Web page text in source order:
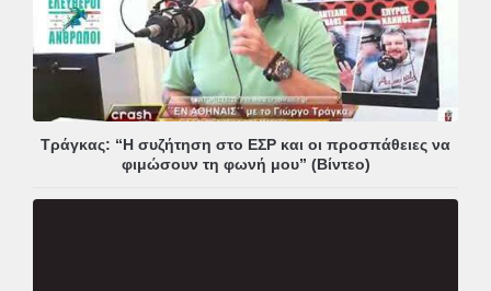
Τράγκας: “Η συζήτηση στο ΕΣΡ και οι προσπάθειες να
φιμώσουν τη φωνή μου” (Βίντεο)